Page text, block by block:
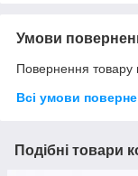
Умови
Повернення товару
Всі умови
Подібні товари